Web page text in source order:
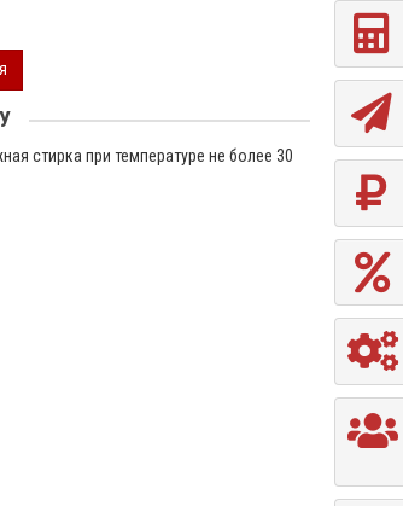
стирка при температуре не более 30